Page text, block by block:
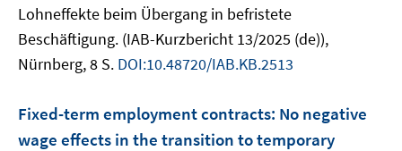
Lohneffekte beim Übergang in befristete
Beschäftigung. (IAB-Kurzbericht 13/2025 (de)),
Nürnberg, 8 S. DOI:10.48720/IAB.KB.2513
Fixed-term employment contracts: No negative
wage effects in the transition to temporary